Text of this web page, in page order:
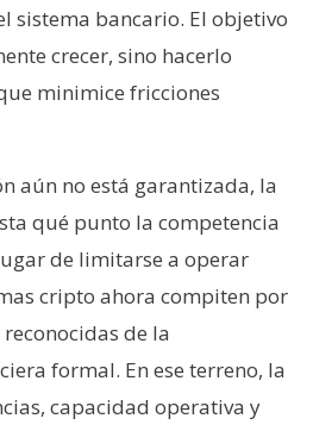
sistema bancario. El objetivo
crecer, sino hacerlo
minimice fricciones
aún no está garantizada, la
qué punto la competencia
de limitarse a operar
cripto ahora compiten por
de la
formal. En ese terreno, la
capacidad operativa y